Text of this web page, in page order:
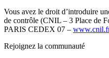
Vous avez le droit d’introduire
de contrôle (CNIL – 3 Place de
PARIS CEDEX 07 –
Rejoignez la communauté